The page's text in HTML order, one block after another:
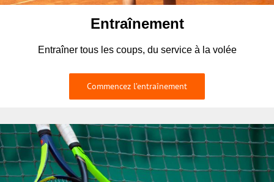
Entraînement
Entraîner tous les coups, du service à la volée
Commencez l’entraînement